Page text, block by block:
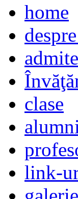
home
clase
link-